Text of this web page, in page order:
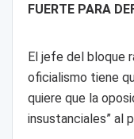
FUERTE PARA
El jefe del bloque
oficialismo tiene
quiere que la
insustanciales” al